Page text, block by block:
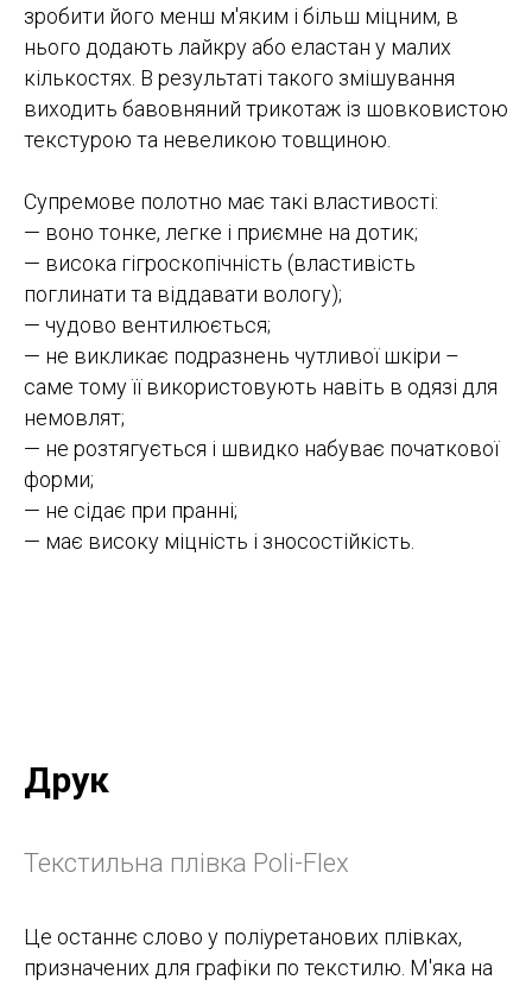
зробити його менш м'яким і більш міцним, в
нього додають лайкру або еластан у малих
кількостях. В результаті такого змішування
виходить бавовняний трикотаж із шовковистою
текстурою та невеликою товщиною.
Супремове полотно має такі властивості:
— воно тонке, легке і приємне на дотик;
— висока гігроскопічність (властивість
поглинати та віддавати вологу);
— чудово вентилюється;
— не викликає подразнень чутливої ​​шкіри –
саме тому її використовують навіть в одязі для
немовлят;
— не розтягується і швидко набуває початкової
форми;
— не сідає при пранні;
— має високу міцність і зносостійкість.
Друк
Текстильна плівка Poli-Flex
Це останнє слово у поліуретанових плівках,
призначених для графіки по текстилю. М'яка на